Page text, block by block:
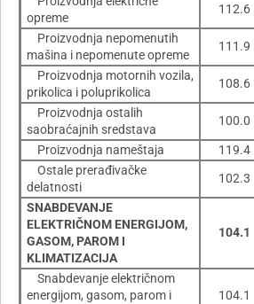
opreme
112.6
Proizvodnja nepomenutih
mašina i nepomenute opreme
111.9
Proizvodnja motornih vozila,
prikolica i poluprikolica
108.6
Proizvodnja ostalih
saobraćajnih sredstava
100.0
Proizvodnja nameštaja 119.4
Ostale prerađivačke
delatnosti
102.3
SNABDEVANJE
ELEKTRIČNOM ENERGIJOM,
GASOM, PAROM I
KLIMATIZACIJA
104.1
Snabdevanje električnom
energijom, gasom, parom i
104.1